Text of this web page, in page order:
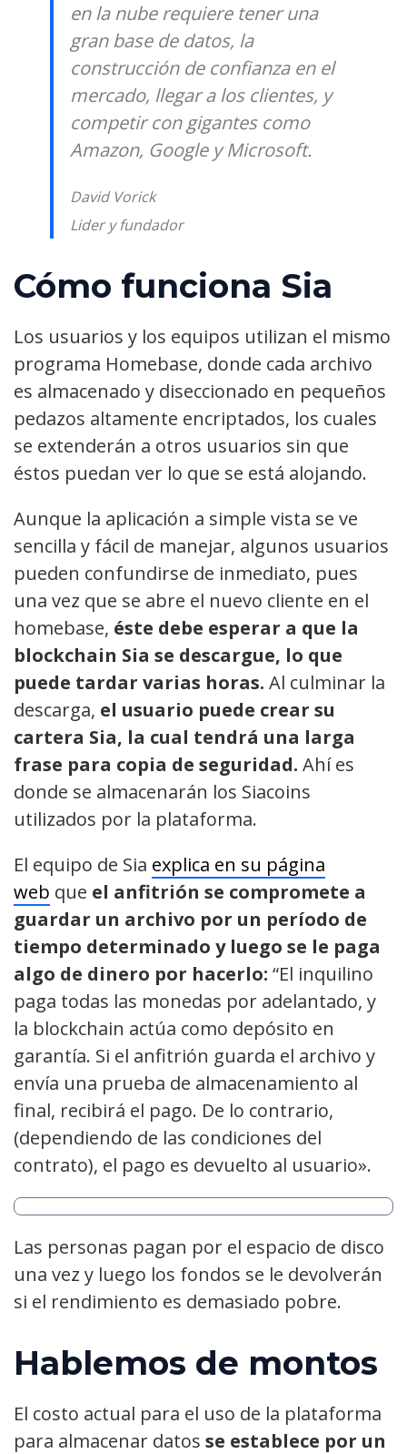
en la nube requiere tener una
gran base de datos, la
construcción de confianza en el
mercado, llegar a los clientes, y
competir con gigantes como
Amazon, Google y Microsoft.
David Vorick
Lider y fundador
Cómo funciona Sia
Los usuarios y los equipos utilizan el mismo
programa Homebase, donde cada archivo
es almacenado y diseccionado en pequeños
pedazos altamente encriptados, los cuales
se extenderán a otros usuarios sin que
éstos puedan ver lo que se está alojando.
Aunque la aplicación a simple vista se ve
sencilla y fácil de manejar, algunos usuarios
pueden confundirse de inmediato, pues
una vez que se abre el nuevo cliente en el
homebase, éste debe esperar a que la
blockchain Sia se descargue, lo que
puede tardar varias horas. Al culminar la
descarga, el usuario puede crear su
cartera Sia, la cual tendrá una larga
frase para copia de seguridad. Ahí es
donde se almacenarán los Siacoins
utilizados por la plataforma.
El equipo de Sia explica en su página
web que el anfitrión se compromete a
guardar un archivo por un período de
tiempo determinado y luego se le paga
algo de dinero por hacerlo: “El inquilino
paga todas las monedas por adelantado, y
la blockchain actúa como depósito en
garantía. Si el anfitrión guarda el archivo y
envía una prueba de almacenamiento al
final, recibirá el pago. De lo contrario,
(dependiendo de las condiciones del
contrato), el pago es devuelto al usuario».
Las personas pagan por el espacio de disco
una vez y luego los fondos se le devolverán
si el rendimiento es demasiado pobre.
Hablemos de montos
El costo actual para el uso de la plataforma
para almacenar datos se establece por un